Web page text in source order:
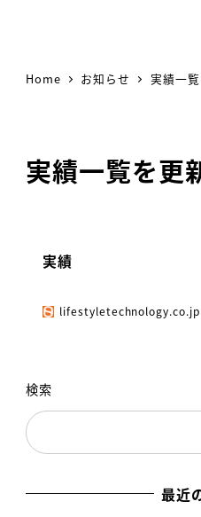
Home お知らせ 実績一覧
実績一覧を更
実績
lifestyletechnology.co.jp
検索
最近